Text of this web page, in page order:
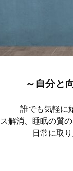
～自分と
誰でも気軽に
解消、
睡眠の質
日常に取